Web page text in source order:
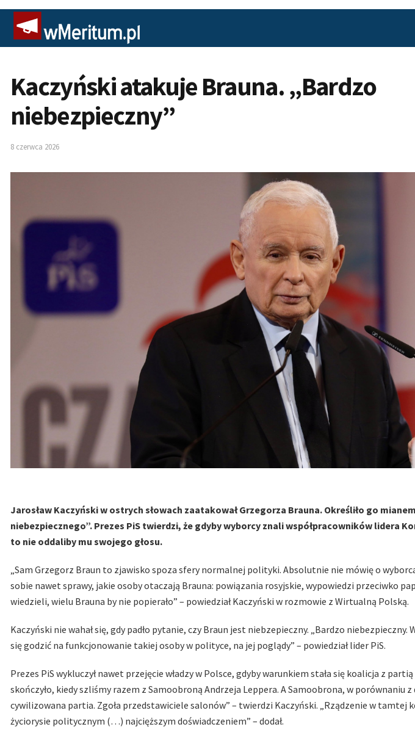
Kaczyński atakuje Brauna. „Bardzo
niebezpieczny”
8 czerwca 2026
Jarosław Kaczyński w ostrych słowach zaatakował Grzegorza Brauna. Określiło go
niebezpiecznego”. Prezes PiS twierdzi, że gdyby wyborcy znali współpracowników lidera
to nie oddaliby mu swojego głosu.
„Sam Grzegorz Braun to zjawisko spoza sfery normalnej polityki. Absolutnie nie mówię o
sobie nawet sprawy, jakie osoby otaczają Brauna: powiązania rosyjskie, wypowiedzi przeciwko
wiedzieli, wielu Brauna by nie popierało” – powiedział Kaczyński w rozmowie z Wirtualną Polską.
Kaczyński nie wahał się, gdy padło pytanie, czy Braun jest niebzepieczny. „Bardzo niebezpieczny.
się godzić na funkcjonowanie takiej osoby w polityce, na jej poglądy” – powiedział lider PiS.
Prezes PiS wykluczył nawet przejęcie władzy w Polsce, gdyby warunkiem stała się koalicja z partią
skończyło, kiedy szliśmy razem z Samoobroną Andrzeja Leppera. A Samoobrona, w porównaniu
cywilizowana partia. Zgoła przedstawiciele salonów” – twierdzi Kaczyński. „Rządzenie w tamtej
życiorysie politycznym (…) najcięższym doświadczeniem” – dodał.